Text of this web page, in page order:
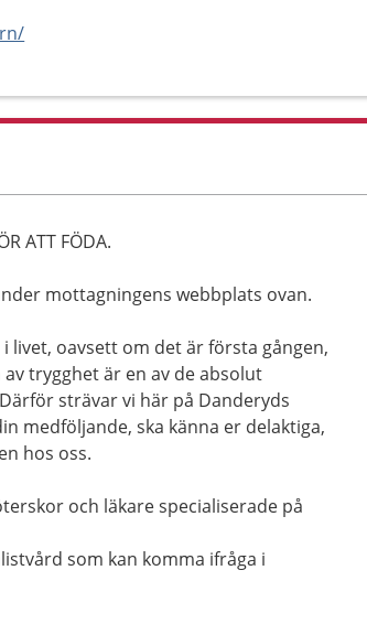
ATT FÖDA.
mottagningens webbplats ovan.
livet, oavsett om det är första gången,
trygghet är en av de absolut
strävar vi här på Danderyds
medföljande, ska känna er delaktiga,
hos oss.
och läkare specialiserade på
som kan komma ifråga i